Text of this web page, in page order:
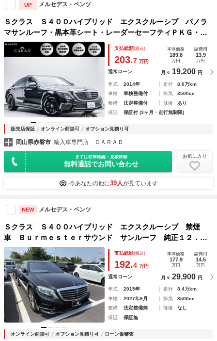
UP メルセデス・ベンツ
Ｓクラス Ｓ４００ハイブリッド エクスクルーシブ パノラ
マサンルーフ・黒本革シート・レーダーセーフティＰＫＧ・エ
アバランスＰＫＧ・ブルメスターサウンド・全方位カメラ・Ｂ
ＳＭ・エアサスペンション・フルセグＴＶ・ＡＣＣ・シートヒ
支払総額(税込)
203.7 万円
本体価格
189.8
万円
諸費用
13.9
万円
通常ローン 月々 19,200 円
年式 2014年 走行
8.0万km
車検
車検整備付 排気
3500cc
整備
法定整備付 修復
あり
保証
保証付 (3ヶ月・走行無制限)
販売店保証 オンライン商談可 オプション見積り可
岡山県赤磐市 輸入車専門店 ＣＡＲＡＤ
まずは在庫確認・見積依頼
無料通話でお問い合わせ
お気に入り
今あなたの他に39人が見ています
NEW メルセデス・ベンツ
Ｓクラス Ｓ４００ハイブリッド エクスクルーシブ 禁煙
車 Ｂｕｒｍｅｓｔｅｒサウンド サンルーフ 純正１２．３
インチナビ フルセグＴＶ 全周囲カメラ 黒革温冷シート
レーダーセーフティＰＫＧ ＬＥＤヘッドライト Ｂｌｕｅｔ
ｏｏｔｈ接続 ＥＴＣ
支払総額(税込)
192.4 万円
本体価格
177.9
万円
諸費用
14.5
万円
通常ローン 月々 29,900 円
年式 2015年 走行
8.4万km
車検
2027年6月 排気
3500cc
整備
法定整備無 修復
なし
保証
保証無
オンライン商談可 オプション見積り可 ローン仮審査